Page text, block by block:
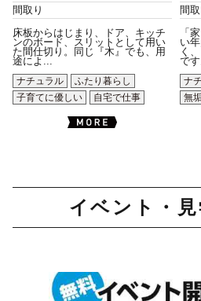
間取り
床板からはじまり、ドア、キッチ
ンのボード、スリットとして用い
た間仕切り。同じ『木』でも、用
途によ...
ナチュラル
ふたり暮らし
子育てに優しい
自宅で仕事
間取
「
い
く
で
ナ
無
イベント・